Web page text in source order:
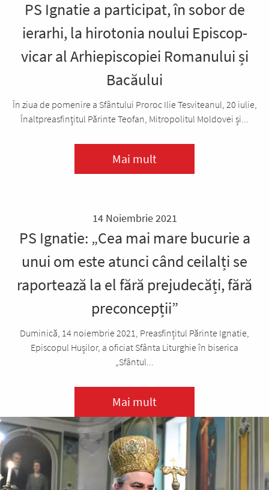
PS Ignatie a participat, în sobor de
ierarhi, la hirotonia noului Episcop-
vicar al Arhiepiscopiei Romanului și
Bacăului
În ziua de pomenire a Sfântului Proroc Ilie Tesviteanul, 20 iulie,
Înaltpreasfințitul Părinte Teofan, Mitropolitul Moldovei și...
Mai mult
14 Noiembrie 2021
PS Ignatie: „Cea mai mare bucurie a
unui om este atunci când ceilalți se
raportează la el fără prejudecăți, fără
preconcepții”
Duminică, 14 noiembrie 2021, Preasfințitul Părinte Ignatie,
Episcopul Hușilor, a oficiat Sfânta Liturghie în biserica
„Sfântul...
Mai mult